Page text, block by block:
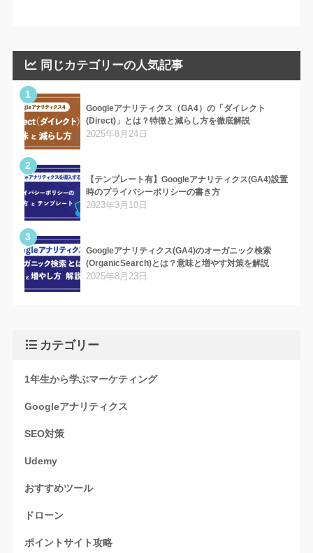
同じカテゴリーの人気記事
1
Googleアナリティクス（GA4）の「ダイレクト
(Direct)」とは？特徴と減らし方を徹底解説
2025年8月24日
2
【テンプレート有】Googleアナリティクス(GA4)設置
時のプライバシーポリシーの書き方
2023年3月10日
3
Googleアナリティクス(GA4)のオーガニック検索
(OrganicSearch)とは？意味と増やす対策を解説
2025年8月23日
カテゴリー
1年生から学ぶマーケティング
Googleアナリティクス
SEO対策
Udemy
おすすめツール
ドローン
ポイントサイト攻略